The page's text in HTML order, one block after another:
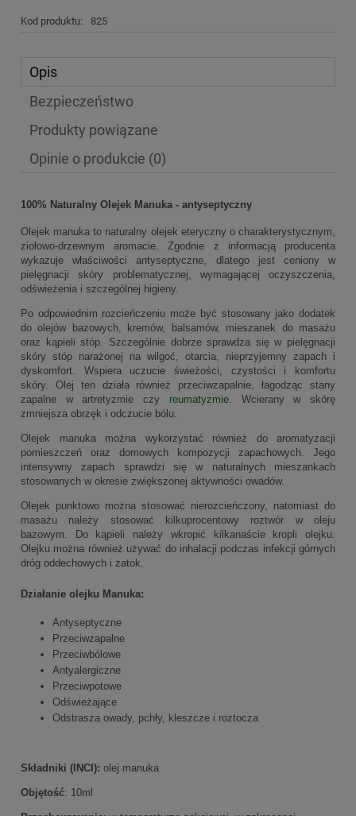
Kod produktu: 825
Opis
Bezpieczeństwo
Produkty powiązane
Opinie o produkcie (0)
100% Naturalny Olejek Manuka - antyseptyczny
Olejek manuka to naturalny olejek eteryczny o charakterystycznym,
ziołowo-drzewnym aromacie. Zgodnie z informacją producenta
wykazuje właściwości antyseptyczne, dlatego jest ceniony w
pielęgnacji skóry problematycznej, wymagającej oczyszczenia,
odświeżenia i szczególnej higieny.
Po odpowiednim rozcieńczeniu może być stosowany jako dodatek
do olejów bazowych, kremów, balsamów, mieszanek do masażu
oraz kąpieli stóp. Szczególnie dobrze sprawdza się w pielęgnacji
skóry stóp narażonej na wilgoć, otarcia, nieprzyjemny zapach i
dyskomfort. Wspiera uczucie świeżości, czystości i komfortu
skóry. Olej ten działa również przeciwzapalnie, łagodząc stany
zapalne w artretyzmie czy reumatyzmie. Wcierany w skórę
zmniejsza obrzęk i odczucie bólu.
Olejek manuka można wykorzystać również do aromatyzacji
pomieszczeń oraz domowych kompozycji zapachowych. Jego
intensywny zapach sprawdzi się w naturalnych mieszankach
stosowanych w okresie zwiększonej aktywności owadów.
Olejek punktowo można stosować nierozcieńczony, natomiast do
masażu należy stosować kilkuprocentowy roztwór w oleju
bazowym. Do kąpieli należy wkropić kilkanaście kropli olejku.
Olejku można również używać do inhalacji podczas infekcji górnych
dróg oddechowych i zatok.
Działanie olejku Manuka:
Antyseptyczne
Przeciwzapalne
Przeciwbólowe
Antyalergiczne
Przeciwpotowe
Odświeżające
Odstrasza owady, pchły, kleszcze i roztocza
Składniki (INCI): olej manuka
Objętość: 10ml